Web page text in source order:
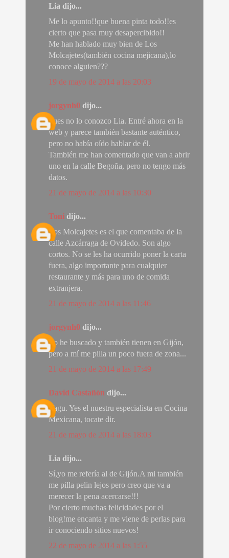
Lia dijo...
Me lo apunto!!que buena pinta todo!!es
cierto que pasa muy desapercibido!!
Me han hablado muy bien de Los
Molcajetes(también cocina mejicana),lo
conoce alguien???
19 de mayo de 2014 a las 20:03
jorgynh0 dijo...
Pues no lo conozco Lia. Entré ahora en la
web y parece también bastante auténtico,
pero no había oído hablar de él.
También me han comentado que van a abrir
uno en la calle Begoña, pero no tengo más
datos.
21 de mayo de 2014 a las 10:30
Toni dijo...
Los Molcajetes es el que comentaba de la
calle Azcárraga de Ovidedo. Son algo
cortos. No se les ha ocurrido poner la carta
fuera, algo importante para cualquier
restaurante y más para uno de comida
extranjera.
21 de mayo de 2014 a las 11:46
jorgynh0 dijo...
Lo he buscado y también tienen en Gijón,
pero a mí me pilla un poco fuera de zona...
21 de mayo de 2014 a las 17:49
David Castañón dijo...
Vagu. Yes el nuestru especialista en Cocina
Mexicana, tocate dir.
21 de mayo de 2014 a las 18:03
Lia dijo...
Sí,yo me refería al de Gijón.A mi también
me pilla pelin lejos pero creo que va a
merecer la pena acercarse!!!
Por cierto muchas felicidades por el
blog!me encanta y me viene de perlas para
ir conociendo sitios nuevos!
22 de mayo de 2014 a las 1:55